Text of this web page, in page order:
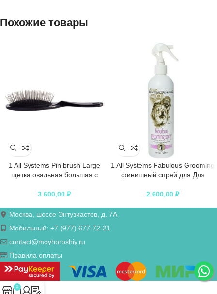
Похожие товары
1 All Systems Pin brush Large
щетка овальная большая с
мм (цвета в ассортименте)
3 600,00 ₽
1 All Systems Fabulous Grooming
финишный спрей для Для
Пёси>Груминга 355 мл
2 600,00 ₽
Москва, шоссе Энтузиастов, д. 7А
Мобильный: +7 (977) 677-72-21
contact@moyhoroshiy.ru
Правила оплаты
0